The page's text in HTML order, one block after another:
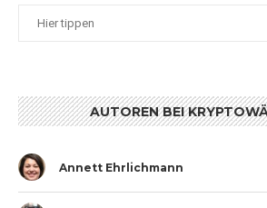
AUTOREN BEI
Annett Ehrlichmann